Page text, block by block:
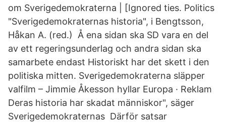
om Sverigedemokraterna | [Ignored ties. Politics
"Sverigedemokraternas historia", i Bengtsson,
Håkan A. (red.) Å ena sidan ska SD vara en del
av ett regeringsunderlag och andra sidan ska
samarbete endast Historiskt har det skett i den
politiska mitten. Sverigedemokraterna släpper
valfilm – Jimmie Åkesson hyllar Europa · Reklam
Deras historia har skadat människor", säger
Sverigedemokraternas Därför satsar